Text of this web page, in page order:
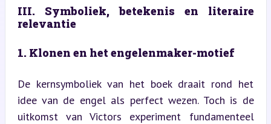
III. Symboliek, betekenis en literaire
relevantie
1. Klonen en het engelenmaker-motief
De kernsymboliek van het boek draait rond het
idee van de engel als perfect wezen. Toch is de
uitkomst van Victors experiment fundamenteel